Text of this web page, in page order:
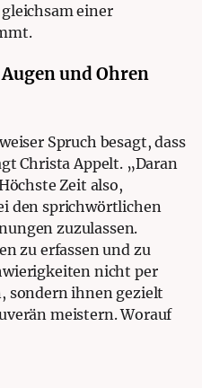
einer
und Ohren
Spruch besagt, dass
Christa Appelt. „Daran
Zeit also,
den sprichwörtlichen
zuzulassen.
zu erfassen und zu
nicht per
sondern ihnen gezielt
meistern. Worauf